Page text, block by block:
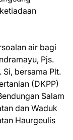
air bagi
Pjs.
Si, bersama Plt.
(DKPP)
Salam
dan Waduk
Haurgeulis